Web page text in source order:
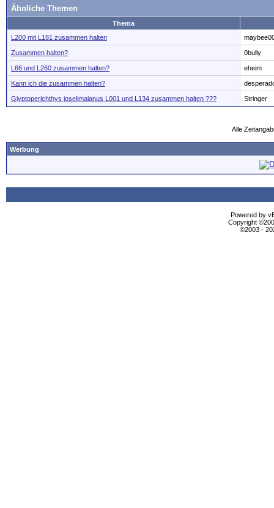
Ähnliche Themen
Thema
L200 mit L181 zusammen halten
Zusammen halten? 0bully
L66 und L260 zusammen halten? eheim
Kann ich die zusammen halten?
Glyptoperichthys joselimaianus L001 und L134 zusammen halten ??? Stringer
Alle
Werbung
Powered by
Copyright
©2003 -